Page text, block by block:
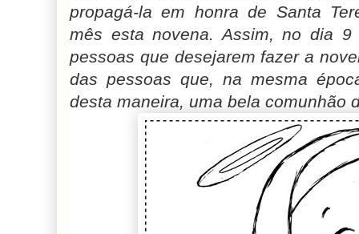
propagá-la em honra de Santa
mês esta novena. Assim, no dia
pessoas que desejarem fazer a
das pessoas que, na mesma
desta maneira, uma bela comunhão